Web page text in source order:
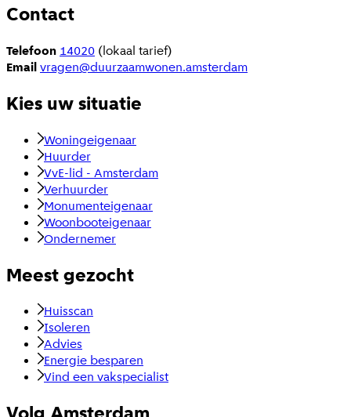
Contact
Telefoon 14020 (lokaal tarief)
Emailvragen@duurzaamwonen.amsterdam
Kies uw situatie
Woningeigenaar
Huurder
VvE-lid - Amsterdam
Verhuurder
Monumenteigenaar
Woonbooteigenaar
Ondernemer
Meest gezocht
Huisscan
Isoleren
Advies
Energie besparen
Vind een vakspecialist